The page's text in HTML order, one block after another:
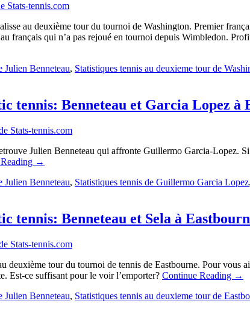
Stats-tennis.com
au deuxième tour du tournoi de Washington. Premier
français qui n’a pas rejoué en tournoi depuis Wimbledon.
Julien Benneteau, Statistiques tennis au deuxieme tour de
tennis: Benneteau et Garcia Lopez à
Stats-tennis.com
Julien Benneteau qui affronte Guillermo Garcia-Lopez.
→
Julien Benneteau, Statistiques tennis de Guillermo Garcia Lopez,
tennis: Benneteau et Sela à
Stats-tennis.com
deuxième tour du tournoi de tennis de Eastbourne. Pour vous
Est-ce suffisant pour le voir l’emporter? Continue Reading →
Julien Benneteau, Statistiques tennis au deuxieme tour de